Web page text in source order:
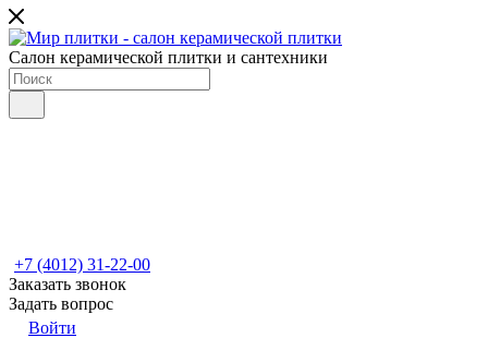
Салон керамической плитки и сантехники
+7 (4012) 31-22-00
Заказать звонок
Задать вопрос
Войти